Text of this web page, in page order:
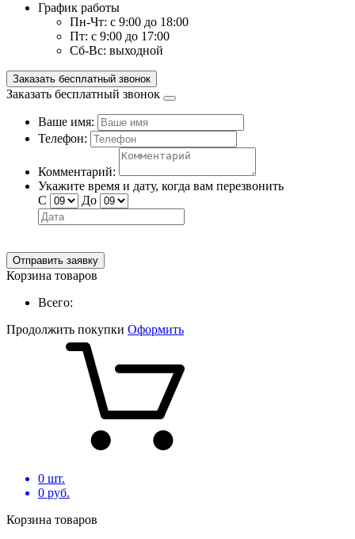
График работы
Пн-Чт: с 9:00 до 18:00
Пт: с 9:00 до 17:00
Сб-Вс: выходной
Заказать бесплатный звонок
Заказать бесплатный звонок
Ваше имя:
Телефон:
Комментарий:
Укажите время и дату, когда вам перезвонить
С
До
Отправить заявку
Корзина товаров
Всего:
Продолжить покупки Оформить
0 шт.
0 руб.
Корзина товаров